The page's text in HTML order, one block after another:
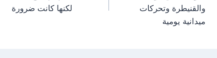
والقنيطرة وتحركات
ميدانية يومية
لكنها كانت ضرورة